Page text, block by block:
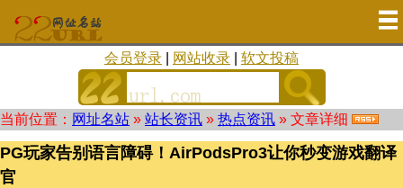
会员登录 网站收录 软文投稿
当前位置： 网址名站 » 站长资讯 » 热点资讯 » 文章详细
PG玩家告别语言障碍！AirPodsPro3让你秒变游戏翻译
官